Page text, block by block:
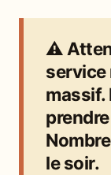
⚠️
service
massif.
le soir.